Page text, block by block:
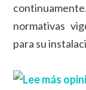
normativas
para su